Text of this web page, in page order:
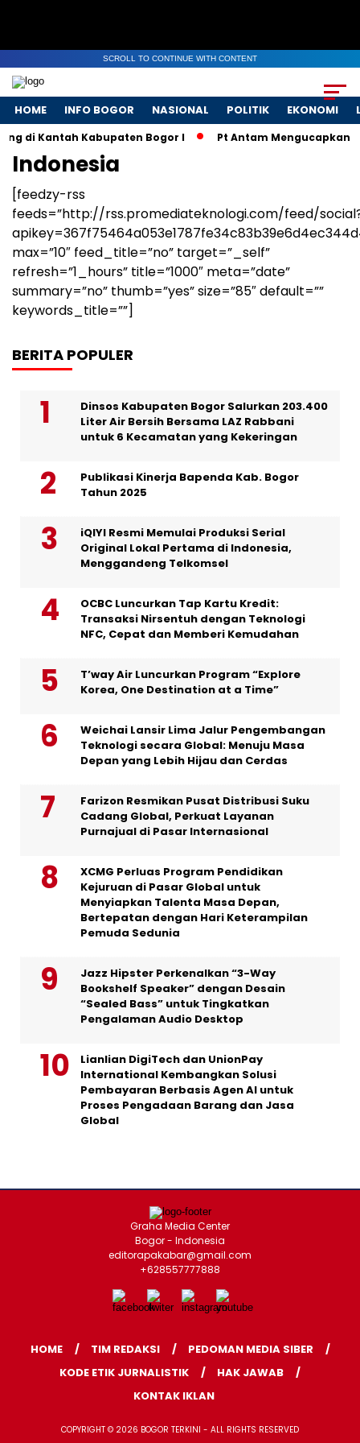
SCROLL TO CONTINUE WITH CONTENT
HOME INFO BOGOR NASIONAL POLITIK EKONOMI
di Kantah Kabupaten Bogor I Pt Antam Mengucapkan
Indonesia
[feedzy-rss
feeds=”http://rss.promediateknologi.com/feed/
max=”10″ feed_title=”no” target=”_self”
refresh=”1_hours” title=”1000″ meta=”date”
summary=”no” thumb=”yes” size=”85″ default=””
keywords_title=””]
BERITA POPULER
Dinsos Kabupaten Bogor Salurkan 203.400
Liter Air Bersih Bersama LAZ Rabbani
untuk 6 Kecamatan yang Kekeringan
Publikasi Kinerja Bapenda Kab. Bogor
Tahun 2025
iQIYI Resmi Memulai Produksi Serial
Original Lokal Pertama di Indonesia,
Menggandeng Telkomsel
OCBC Luncurkan Tap Kartu Kredit:
Transaksi Nirsentuh dengan Teknologi
NFC, Cepat dan Memberi Kemudahan
T’way Air Luncurkan Program “Explore
Korea, One Destination at a Time”
Weichai Lansir Lima Jalur Pengembangan
Teknologi secara Global: Menuju Masa
Depan yang Lebih Hijau dan Cerdas
Farizon Resmikan Pusat Distribusi Suku
Cadang Global, Perkuat Layanan
Purnajual di Pasar Internasional
XCMG Perluas Program Pendidikan
Kejuruan di Pasar Global untuk
Menyiapkan Talenta Masa Depan,
Bertepatan dengan Hari Keterampilan
Pemuda Sedunia
Jazz Hipster Perkenalkan “3-Way
Bookshelf Speaker” dengan Desain
“Sealed Bass” untuk Tingkatkan
Pengalaman Audio Desktop
Lianlian DigiTech dan UnionPay
International Kembangkan Solusi
Pembayaran Berbasis Agen AI untuk
Proses Pengadaan Barang dan Jasa
Global
Graha Media Center
Bogor - Indonesia
editorapakabar@gmail.com
+628557777888
HOME TIM REDAKSI
PEDOMAN MEDIA SIBER
KODE ETIK JURNALISTIK
HAK JAWAB
KONTAK IKLAN
COPYRIGHT © 2026 BOGOR TERKINI - ALL RIGHTS RESERVED